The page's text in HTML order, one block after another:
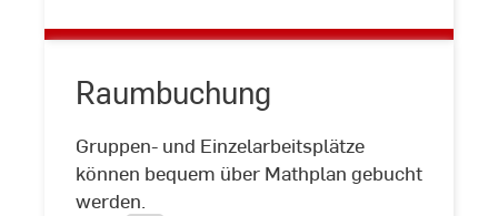
Raumbuchung
Gruppen- und Einzelarbeitsplätze
können bequem über Mathplan gebucht
werden.
Raumbuchung